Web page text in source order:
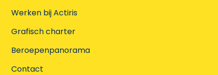
Werken bij Actiris
Grafisch charter
Beroepenpanorama
Contact